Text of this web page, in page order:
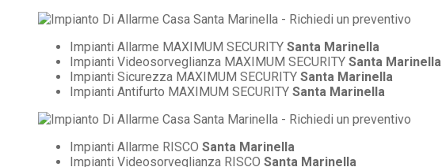
Impianti Allarme MAXIMUM SECURITY Santa Marinella
Impianti Videosorveglianza MAXIMUM SECURITY Santa Marinella
Impianti Sicurezza MAXIMUM SECURITY Santa Marinella
Impianti Antifurto MAXIMUM SECURITY Santa Marinella
Impianti Allarme RISCO Santa Marinella
Impianti Videosorveglianza RISCO Santa Marinella